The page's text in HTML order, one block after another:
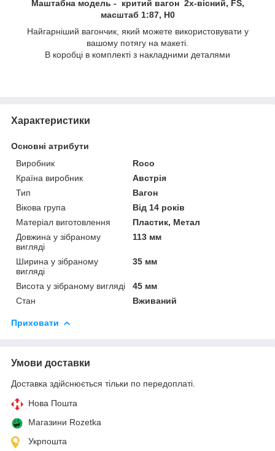
Маштабна модель - критий вагон 2х-вiсний, FS,
масштаб 1:87, H0
Найгарніший вагончик, який можете використовувати у
вашому потягу на макеті.
В коробцi в комплекті з накладними деталями
Характеристики
Основні атрибути
Виробник
Roco
Країна виробник
Австрія
Тип
Вагон
Вікова група
Від 14 років
Матеріал виготовлення
Пластик, Метал
Довжина у зібраному
вигляді
113 мм
Ширина у зібраному
вигляді
35 мм
Висота у зібраному вигляді
45 мм
Стан
Вживаний
Приховати
Умови доставки
Доставка здійснюється тільки по передоплаті.
Нова Пошта
Магазини Rozetka
Укрпошта